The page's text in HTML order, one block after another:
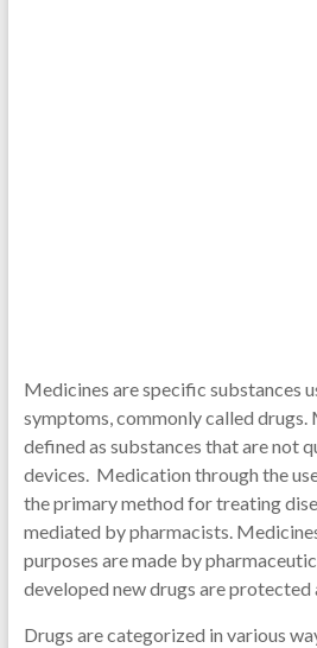
Medicines are specific substances
symptoms, commonly called drugs.
defined as substances that are not
devices. Medication through the
the primary method for treating
mediated by pharmacists.
purposes are made by
developed new drugs are protected
Drugs are categorized in various